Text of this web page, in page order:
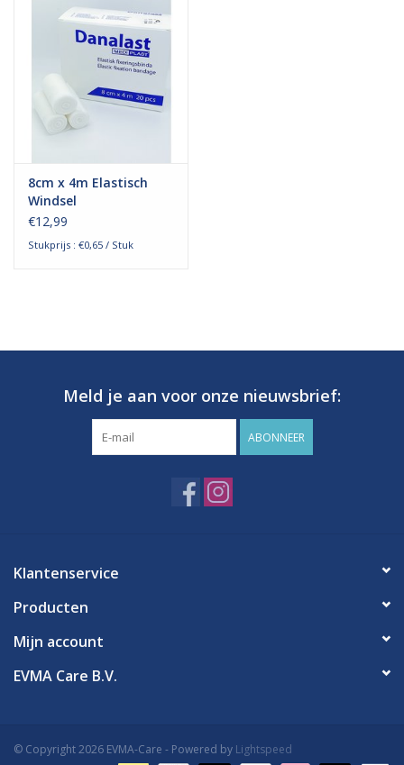
Verzorging & Beauty
Waterdichte pleisters:
wanneer kies je ervoor en
welke zijn het beste?
8cm x 4m Elastisch
Windsel
€12,99
Stukprijs : €0,65 / Stuk
Meld je aan voor onze nieuwsbrief:
ABONNEER
Klantenservice
Producten
Mijn account
EVMA Care B.V.
© Copyright 2026 EVMA-Care - Powered by Lightspeed